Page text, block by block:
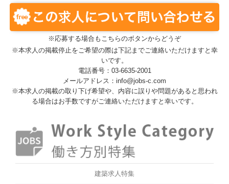
※応募する場合もこちらのボタンからどうぞ
※本求人の掲載停止をご希望の際は下記までご連絡いただけますと幸
いです。
電話番号：03-6635-2001
メールアドレス：info@jobs-c.com
※本求人の掲載の取り下げ希望や、内容に誤りや問題があると思われ
る場合はお手数ですがご連絡いただけますと幸いです。
建築求人特集